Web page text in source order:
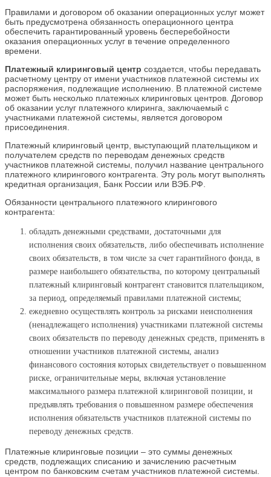
Правилами и договором об оказании операционных услуг может
быть предусмотрена обязанность операционного центра
обеспечить гарантированный уровень бесперебойности
оказания операционных услуг в течение определенного
времени.
Платежный клиринговый центр создается, чтобы передавать
расчетному центру от имени участников платежной системы их
распоряжения, подлежащие исполнению. В платежной системе
может быть несколько платежных клиринговых центров. Договор
об оказании услуг платежного клиринга, заключаемый с
участниками платежной системы, является договором
присоединения.
Платежный клиринговый центр, выступающий плательщиком и
получателем средств по переводам денежных средств
участников платежной системы, получил название центрального
платежного клирингового контрагента. Эту роль могут выполнять
кредитная организация, Банк России или ВЭБ.РФ.
Обязанности центрального платежного клирингового
контрагента:
обладать денежными средствами, достаточными для
исполнения своих обязательств, либо обеспечивать исполнение
своих обязательств, в том числе за счет гарантийного фонда, в
размере наибольшего обязательства, по которому центральный
платежный клиринговый контрагент становится плательщиком,
за период, определяемый правилами платежной системы;
ежедневно осуществлять контроль за рисками неисполнения
(ненадлежащего исполнения) участниками платежной системы
своих обязательств по переводу денежных средств, применять в
отношении участников платежной системы, анализ
финансового состояния которых свидетельствует о повышенном
риске, ограничительные меры, включая установление
максимального размера платежной клиринговой позиции, и
предъявлять требования о повышенном размере обеспечения
исполнения обязательств участников платежной системы по
переводу денежных средств.
Платежные клиринговые позиции – это суммы денежных
средств, подлежащих списанию и зачислению расчетным
центром по банковским счетам участников платежной системы.